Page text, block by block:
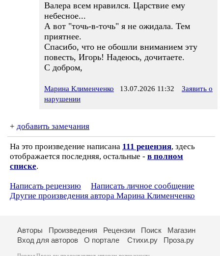
Валера всем нравился. Царствие ему
небесное...
А вот "точь-в-точь" я не ожидала. Тем
приятнее.
Спасибо, что не обошли вниманием эту
повесть, Игорь! Надеюсь, дочитаете.
С добром,
Марина Клименченко 13.07.2026 11:32
Заявить о
нарушении
+ добавить замечания
На это произведение написана 111 рецензия, здесь
отображается последняя, остальные - в полном
списке.
Написать рецензию
Написать личное сообщение
Другие произведения автора Марина Клименченко
Авторы Произведения Рецензии Поиск
Магазин
Вход для авторов
О портале Стихи.ру Проза.ру